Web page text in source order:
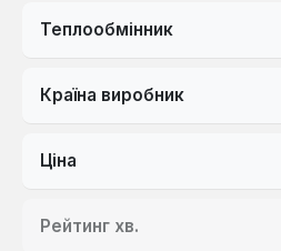
Теплообмінник
Країна виробник
Ціна
Рейтинг хв.